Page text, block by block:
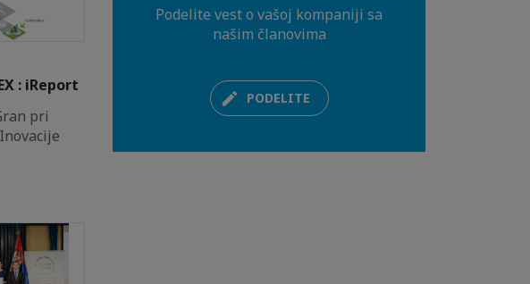
: iReport
pri
Podelite vest o vašoj kompaniji sa
našim članovima
PODELITE